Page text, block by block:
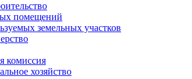
помещений
земельных участков
комиссия
хозяйство